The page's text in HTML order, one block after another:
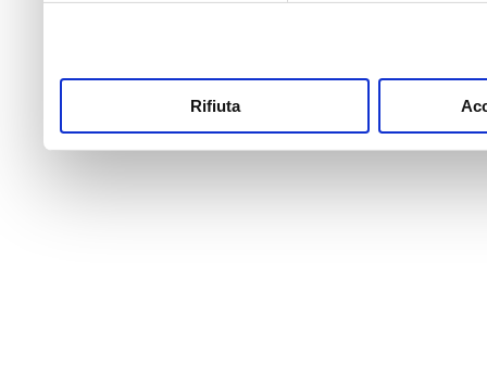
Rifiuta